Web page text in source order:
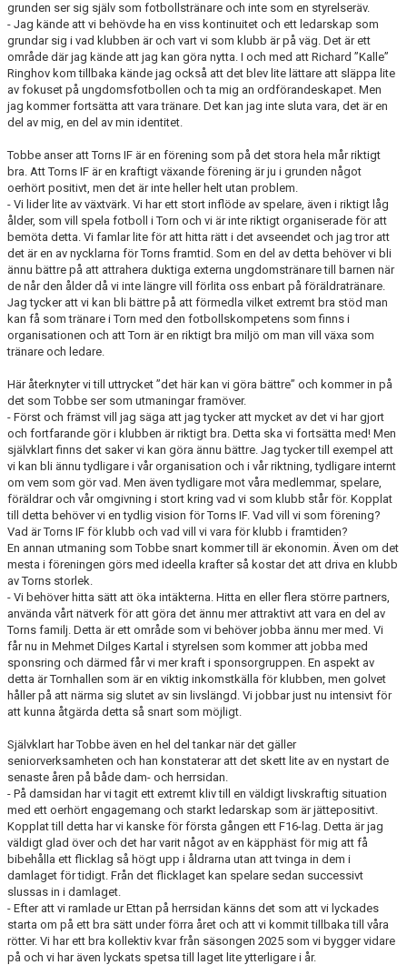
grunden ser sig själv som fotbollstränare och inte som en styrelseräv.
- Jag kände att vi behövde ha en viss kontinuitet och ett ledarskap som
grundar sig i vad klubben är och vart vi som klubb är på väg. Det är ett
område där jag kände att jag kan göra nytta. I och med att Richard ”Kalle”
Ringhov kom tillbaka kände jag också att det blev lite lättare att släppa lite
av fokuset på ungdomsfotbollen och ta mig an ordförandeskapet. Men
jag kommer fortsätta att vara tränare. Det kan jag inte sluta vara, det är en
del av mig, en del av min identitet.
Tobbe anser att Torns IF är en förening som på det stora hela mår riktigt
bra. Att Torns IF är en kraftigt växande förening är ju i grunden något
oerhört positivt, men det är inte heller helt utan problem.
- Vi lider lite av växtvärk. Vi har ett stort inflöde av spelare, även i riktigt låg
ålder, som vill spela fotboll i Torn och vi är inte riktigt organiserade för att
bemöta detta. Vi famlar lite för att hitta rätt i det avseendet och jag tror att
det är en av nycklarna för Torns framtid. Som en del av detta behöver vi bli
ännu bättre på att attrahera duktiga externa ungdomstränare till barnen när
de når den ålder då vi inte längre vill förlita oss enbart på föräldratränare.
Jag tycker att vi kan bli bättre på att förmedla vilket extremt bra stöd man
kan få som tränare i Torn med den fotbollskompetens som finns i
organisationen och att Torn är en riktigt bra miljö om man vill växa som
tränare och ledare.
Här återknyter vi till uttrycket ”det här kan vi göra bättre” och kommer in på
det som Tobbe ser som utmaningar framöver.
- Först och främst vill jag säga att jag tycker att mycket av det vi har gjort
och fortfarande gör i klubben är riktigt bra. Detta ska vi fortsätta med! Men
självklart finns det saker vi kan göra ännu bättre. Jag tycker till exempel att
vi kan bli ännu tydligare i vår organisation och i vår riktning, tydligare internt
om vem som gör vad. Men även tydligare mot våra medlemmar, spelare,
föräldrar och vår omgivning i stort kring vad vi som klubb står för. Kopplat
till detta behöver vi en tydlig vision för Torns IF. Vad vill vi som förening?
Vad är Torns IF för klubb och vad vill vi vara för klubb i framtiden?
En annan utmaning som Tobbe snart kommer till är ekonomin. Även om det
mesta i föreningen görs med ideella krafter så kostar det att driva en klubb
av Torns storlek.
- Vi behöver hitta sätt att öka intäkterna. Hitta en eller flera större partners,
använda vårt nätverk för att göra det ännu mer attraktivt att vara en del av
Torns familj. Detta är ett område som vi behöver jobba ännu mer med. Vi
får nu in Mehmet Dilges Kartal i styrelsen som kommer att jobba med
sponsring och därmed får vi mer kraft i sponsorgruppen. En aspekt av
detta ärTornhallen som är en viktig inkomstkälla för klubben, men golvet
håller på att närma sig slutet av sin livslängd. Vi jobbar just nu intensivt för
att kunna åtgärda detta så snart som möjligt.
Självklart har Tobbe även en hel del tankar när det gäller
seniorverksamheten och han konstaterar att det skett lite av en nystart de
senaste åren på både dam- och herrsidan.
- På damsidan har vi tagit ett extremt kliv till en väldigt livskraftig situation
med ett oerhört engagemang och starkt ledarskap som är jättepositivt.
Kopplat till detta har vi kanske för första gången ett F16-lag. Detta är jag
väldigt glad över och det har varit något av en käpphäst för mig att få
bibehålla ett flicklag så högt upp i åldrarna utan att tvinga in dem i
damlaget för tidigt. Från det flicklaget kan spelare sedan successivt
slussas in i damlaget.
- Efter att vi ramlade ur Ettan på herrsidan känns det som att vi lyckades
starta om på ett bra sätt under förra året och att vi kommit tillbaka till våra
rötter. Vi har ett bra kollektiv kvar från säsongen 2025 som vi bygger vidare
på och vi har även lyckats spetsa till laget lite ytterligare i år.